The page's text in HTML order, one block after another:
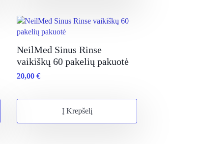
NeilMed Sinus Rinse
vaikiškų 60 pakelių pakuotė
20,00€
Į Krepšelį